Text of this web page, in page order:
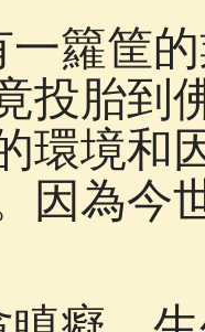
一籮筐
投胎到
環境和
因為今